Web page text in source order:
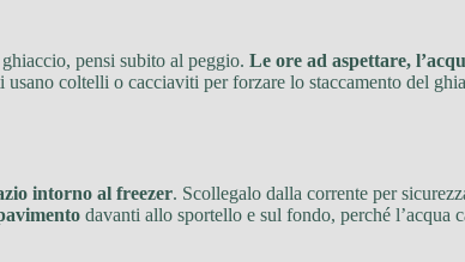
pensi subito al peggio. Le ore ad aspettare,
coltelli o cacciaviti per forzare lo staccamento del
intorno al freezer. Scollegalo dalla corrente per
davanti allo sportello e sul fondo, perché